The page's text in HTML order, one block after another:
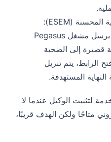
رسالة الهندسة الاجتماعية المحسنة (ESEM):
في طريقة التثبيت هذه، يرسل مشغل Pegasus
قصيرة إلى الضحية
الرابط، يتم تنزيل
المستهدفة.
لتثبيت الوكيل عندما لا
متاحًا ولكن الهدف قريبًا،